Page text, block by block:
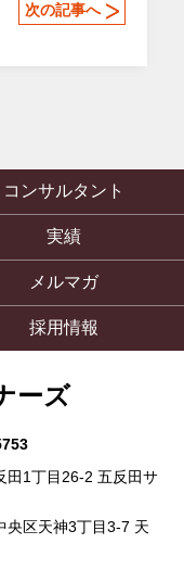
次の記事へ
コンサルタント
実績
メルマガ
採用情報
ーズ
田1丁目26-2 五反田サ
央区天神3丁目3-7 天